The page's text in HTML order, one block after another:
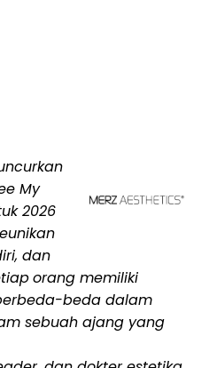
My
2026
dan
orang memiliki
beda dalam
sebuah ajang yang